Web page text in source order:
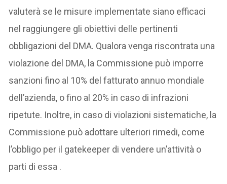
valuterà se le misure implementate siano efficaci
nel raggiungere gli obiettivi delle pertinenti
obbligazioni del DMA. Qualora venga riscontrata una
violazione del DMA, la Commissione può imporre
sanzioni fino al 10% del fatturato annuo mondiale
dell’azienda, o fino al 20% in caso di infrazioni
ripetute. Inoltre, in caso di violazioni sistematiche, la
Commissione può adottare ulteriori rimedi, come
l’obbligo per il gatekeeper di vendere un’attività o
parti di essa​ .